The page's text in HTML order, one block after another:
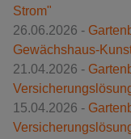
Strom"
26.06.2026 -
Gewächshaus-
21.04.2026 -
15.04.2026 -